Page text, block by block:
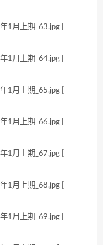
月上期_63.jpg [
月上期_64.jpg [
月上期_65.jpg [
月上期_66.jpg [
月上期_67.jpg [
月上期_68.jpg [
月上期_69.jpg [